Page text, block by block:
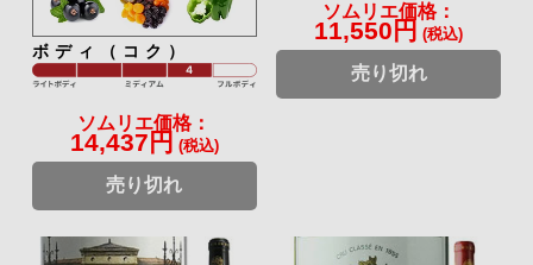
ボディ（コク）
ソムリエ価格：
14,437円 (税込)
売り切れ
ソムリエ価格：
11,550円 (税込)
売り切れ